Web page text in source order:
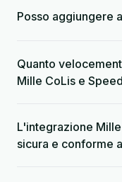
Posso aggiungere
Quanto
Mille CoLis e
L'integrazione
sicura e conforme